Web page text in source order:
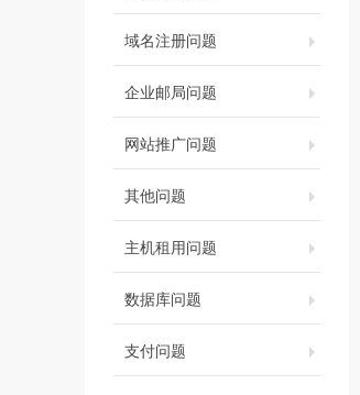
域名注册问题
企业邮局问题
网站推广问题
其他问题
主机租用问题
数据库问题
支付问题